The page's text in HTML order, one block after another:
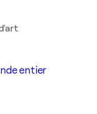
entier